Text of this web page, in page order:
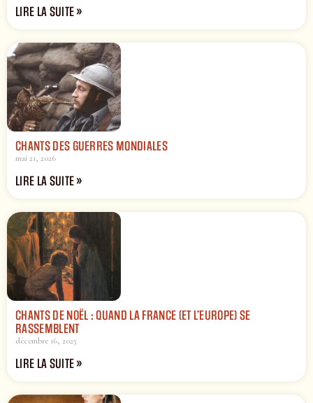
LIRE LA SUITE »
CHANTS DES GUERRES MONDIALES
mai 21, 2026
LIRE LA SUITE »
CHANTS DE NOËL : QUAND LA FRANCE (ET L’EUROPE) SE
RASSEMBLENT
décembre 16, 2025
LIRE LA SUITE »